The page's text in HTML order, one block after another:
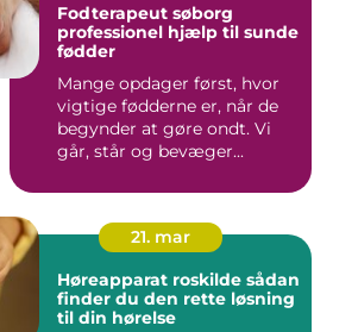
Fodterapeut søborg
professionel hjælp til sunde
fødder
Mange opdager først, hvor
vigtige fødderne er, når de
begynder at gøre ondt. Vi
går, står og bevæger...
21. mar
Høreapparat roskilde sådan
finder du den rette løsning
til din hørelse